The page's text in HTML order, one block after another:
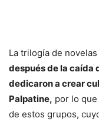
La trilogía de
después de la caída
dedicaron a crear
Palpatine, por lo
de estos grupos,